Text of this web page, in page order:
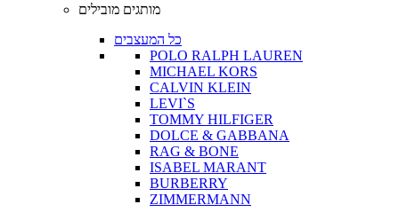
מותגים מובילים
כל המעצבים
POLO RALPH LAUREN
MICHAEL KORS
CALVIN KLEIN
LEVI`S
TOMMY HILFIGER
DOLCE & GABBANA
RAG & BONE
ISABEL MARANT
BURBERRY
ZIMMERMANN